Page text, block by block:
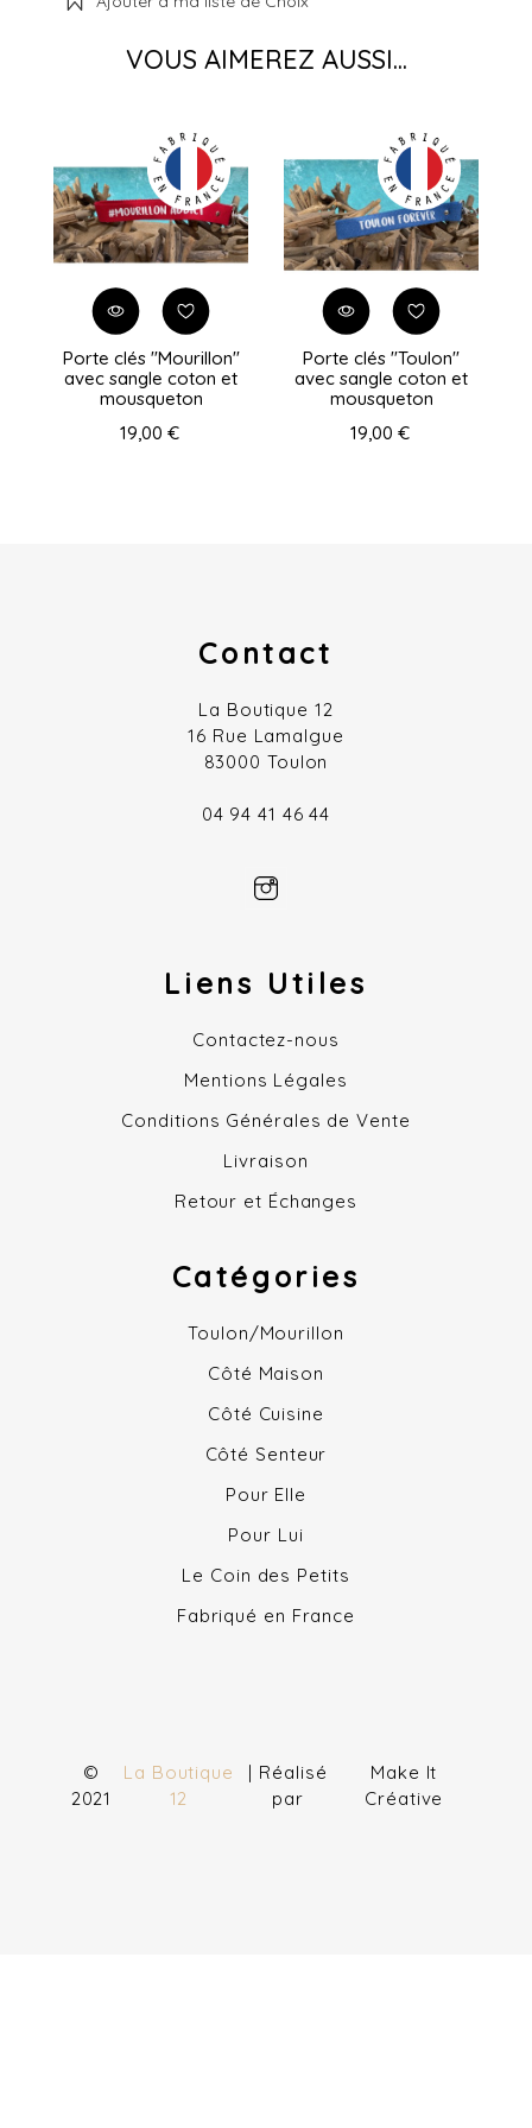
VOUS AIMEREZ AUSSI...
Porte clés "Mourillon"
avec sangle coton et
mousqueton
19,00 €
Porte clés "Toulon"
avec sangle coton et
mousqueton
19,00 €
Contact
La Boutique 12
16 Rue Lamalgue
83000 Toulon
04 94 41 46 44
Liens Utiles
Contactez-nous
Mentions Légales
Conditions Générales de Vente
Livraison
Retour et Échanges
Catégories
Toulon/Mourillon
Côté Maison
Côté Cuisine
Côté Senteur
Pour Elle
Pour Lui
Le Coin des Petits
Fabriqué en France
©
2021
La Boutique
12
| Réalisé
par
Make It
Créative